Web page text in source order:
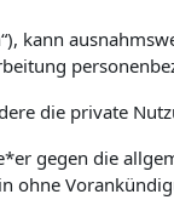
kann
die private
gegen die
ohne